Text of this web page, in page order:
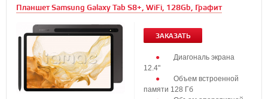
Планшет Samsung Galaxy Tab S8+, WiFi, 128Gb, Графит
ЗАКАЗАТЬ
Диагональ экрана
12.4"
Объем встроенной
памяти 128 Гб